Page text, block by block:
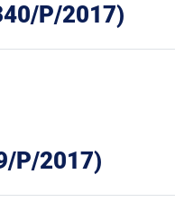
P/2017)
P/2017)